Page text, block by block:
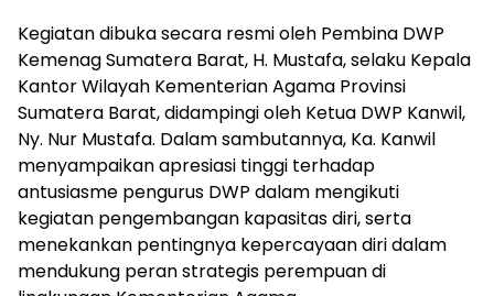
Kegiatan dibuka secara resmi oleh Pembina DWP
Kemenag Sumatera Barat, H. Mustafa, selaku Kepala
Kantor Wilayah Kementerian Agama Provinsi
Sumatera Barat, didampingi oleh Ketua DWP Kanwil,
Ny. Nur Mustafa. Dalam sambutannya, Ka. Kanwil
menyampaikan apresiasi tinggi terhadap
antusiasme pengurus DWP dalam mengikuti
kegiatan pengembangan kapasitas diri, serta
menekankan pentingnya kepercayaan diri dalam
mendukung peran strategis perempuan di